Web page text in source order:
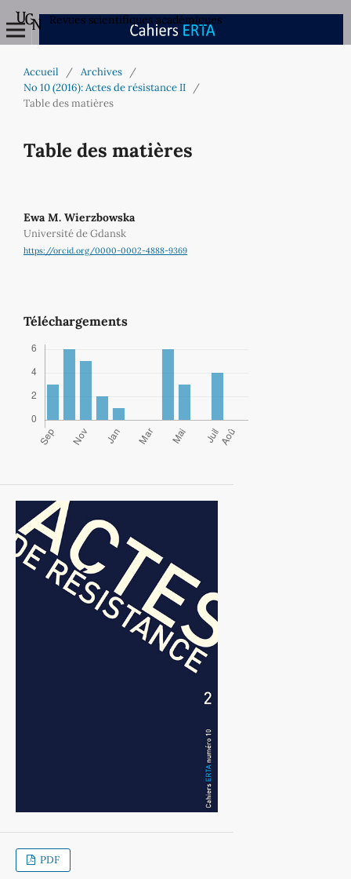
Revues scientifiques académiques
Accueil / Archives
/
No 10 (2016): Actes de résistance II
/
Table des matières
Table des matières
Ewa M. Wierzbowska
Université de Gdansk
https://orcid.org/0000-0002-4888-9369
Téléchargements
PDF